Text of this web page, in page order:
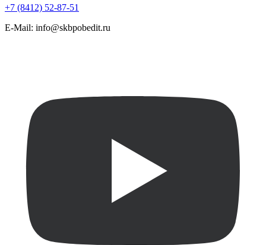
+7 (8412) 52-87-51
E-Mail: info@skbpobedit.ru